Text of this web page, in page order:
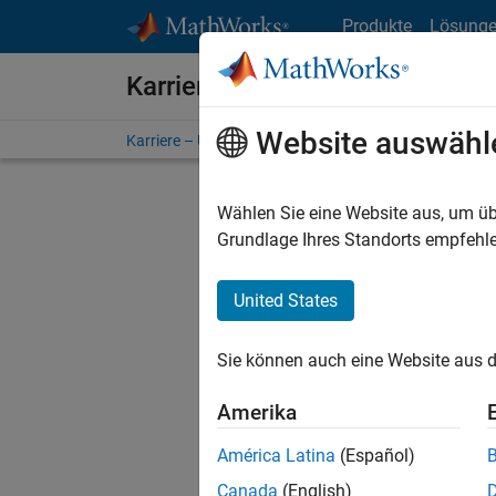
Produkte
Karriere bei MathWorks
Karriere – Übersicht Stellensuche
Stellen
Es
Region
Website
Wählen Sie eine Website aus, um
Grundlage Ihres Standorts
United States
Sie können auch eine Website aus
Amerika
América Latina (Español)
Canada (English)